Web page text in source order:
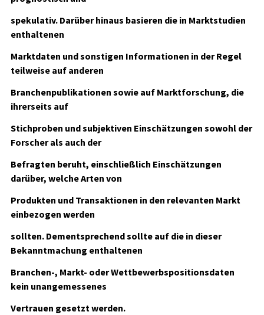
spekulativ. Darüber hinaus basieren die in Marktstudien
enthaltenen
Marktdaten und sonstigen Informationen in der Regel
teilweise auf anderen
Branchenpublikationen sowie auf Marktforschung, die
ihrerseits auf
Stichproben und subjektiven Einschätzungen sowohl der
Forscher als auch der
Befragten beruht, einschließlich Einschätzungen
darüber, welche Arten von
Produkten und Transaktionen in den relevanten Markt
einbezogen werden
sollten. Dementsprechend sollte auf die in dieser
Bekanntmachung enthaltenen
Branchen-, Markt- oder Wettbewerbspositionsdaten
kein unangemessenes
Vertrauen gesetzt werden.